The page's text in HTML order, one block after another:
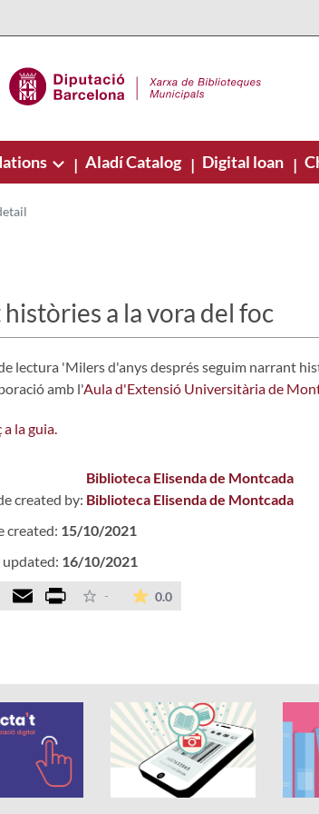
| Aladí Catalog | Digital loan |
a la vora del foc
lectura 'Milers d'anys després seguim narrant
amb l'Aula d'Extensió Universitària de
a la guia.
created by:
Biblioteca Elisenda de Montcada
Biblioteca Elisenda de Montcada
created: 15/10/2021
updated: 16/10/2021
Comparteix
Email Print - 0.0The average rating is 0